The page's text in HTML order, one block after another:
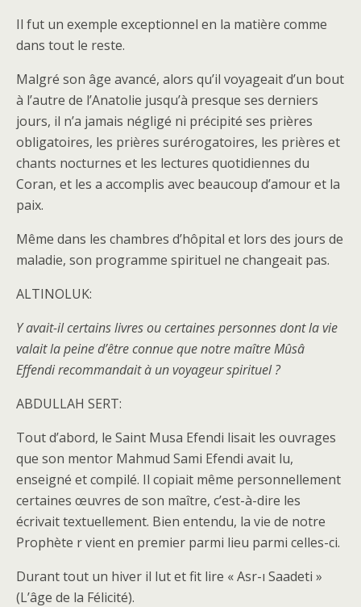
Il fut un exemple exceptionnel en la matière comme
dans tout le reste.
Malgré son âge avancé, alors qu’il voyageait d’un bout
à l’autre de l’Anatolie jusqu’à presque ses derniers
jours, il n’a jamais négligé ni précipité ses prières
obligatoires, les prières surérogatoires, les prières et
chants nocturnes et les lectures quotidiennes du
Coran, et les a accomplis avec beaucoup d’amour et la
paix.
Même dans les chambres d’hôpital et lors des jours de
maladie, son programme spirituel ne changeait pas.
ALTINOLUK:
Y avait-il certains livres ou certaines personnes dont la vie
valait la peine d’être connue que notre maître Mûsâ
Effendi recommandait à un voyageur spirituel ?
ABDULLAH SERT:
Tout d’abord, le Saint Musa Efendi lisait les ouvrages
que son mentor Mahmud Sami Efendi avait lu,
enseigné et compilé. Il copiait même personnellement
certaines œuvres de son maître, c’est-à-dire les
écrivait textuellement. Bien entendu, la vie de notre
Prophète r vient en premier parmi lieu parmi celles-ci.
Durant tout un hiver il lut et fit lire « Asr-ı Saadeti »
(L’âge de la Félicité).